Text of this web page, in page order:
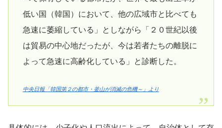
低い国（韓国）において、他の広域市と比べても
急速に萎縮している」としながら「２０世紀以後
は貿易の中心地だったが、今は若者たちの離脱に
よって急速に高齢化している」と診断した。
中央日報「韓国第２の都市・釜山が消滅の危機～」より